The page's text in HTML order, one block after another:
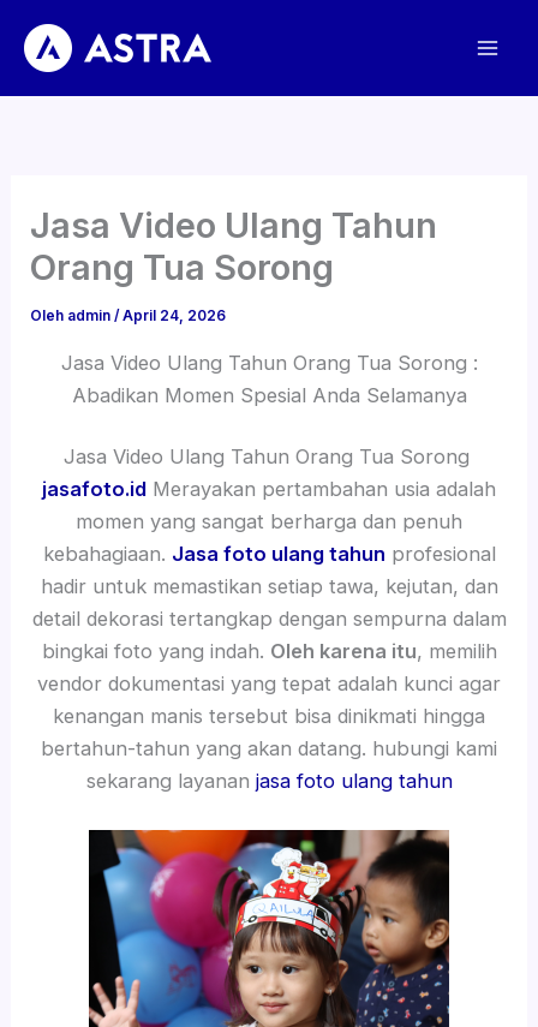
konten
Jasa Video Ulang Tahun
Orang Tua Sorong
Oleh admin/April 24, 2026
Jasa Video Ulang Tahun Orang Tua Sorong :
Abadikan Momen Spesial Anda Selamanya
Jasa Video Ulang Tahun Orang Tua Sorong
jasafoto.id Merayakan pertambahan usia adalah
momen yang sangat berharga dan penuh
kebahagiaan. Jasa foto ulang tahun profesional
hadir untuk memastikan setiap tawa, kejutan, dan
detail dekorasi tertangkap dengan sempurna dalam
bingkai foto yang indah. Oleh karena itu, memilih
vendor dokumentasi yang tepat adalah kunci agar
kenangan manis tersebut bisa dinikmati hingga
bertahun-tahun yang akan datang. hubungi kami
sekarang layanan jasa foto ulang tahun